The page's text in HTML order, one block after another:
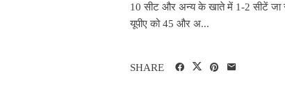
10 सीट और अन्य के खाते में 1-2 सीटें जा
यूपीए को 45 और अ...
SHARE